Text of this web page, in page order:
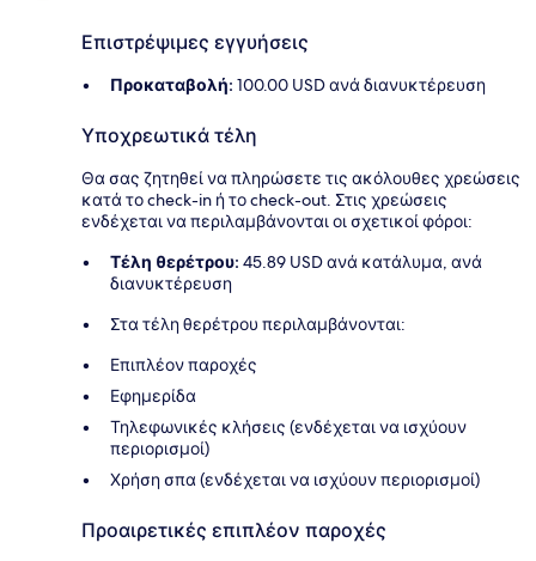
Επιστρέψιμες εγγυήσεις
Προκαταβολή: 100.00 USD ανά διανυκτέρευση
Υποχρεωτικά τέλη
Θα σας ζητηθεί να πληρώσετε τις ακόλουθες χρεώσεις
κατά το check-in ή το check-out. Στις χρεώσεις
ενδέχεται να περιλαμβάνονται οι σχετικοί φόροι:
Τέλη θερέτρου: 45.89 USD ανά κατάλυμα, ανά
διανυκτέρευση
Στα τέλη θερέτρου περιλαμβάνονται:
Επιπλέον παροχές
Εφημερίδα
Τηλεφωνικές κλήσεις (ενδέχεται να ισχύουν
περιορισμοί)
Χρήση σπα (ενδέχεται να ισχύουν περιορισμοί)
Προαιρετικές επιπλέον παροχές